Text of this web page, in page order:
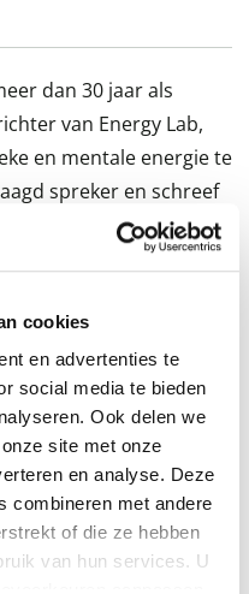
cookies
en advertenties te
social media te bieden
Ook delen we
site met onze
en analyse. Deze
combineren met andere
of die ze hebben
van hun services. U
dan 30 jaar als
van Energy Lab,
en mentale energie te
spreker en schreef
coaching en
Vanuit haar expertise
inspireert ze
van hun medewerkers
alle vragen en
inzake gezondheid op
wakker worden ’s
avonds. Over voeding,